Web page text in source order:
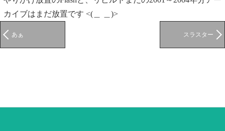
カイブはまだ放置です <(＿ ＿)>
あぁ スラスター